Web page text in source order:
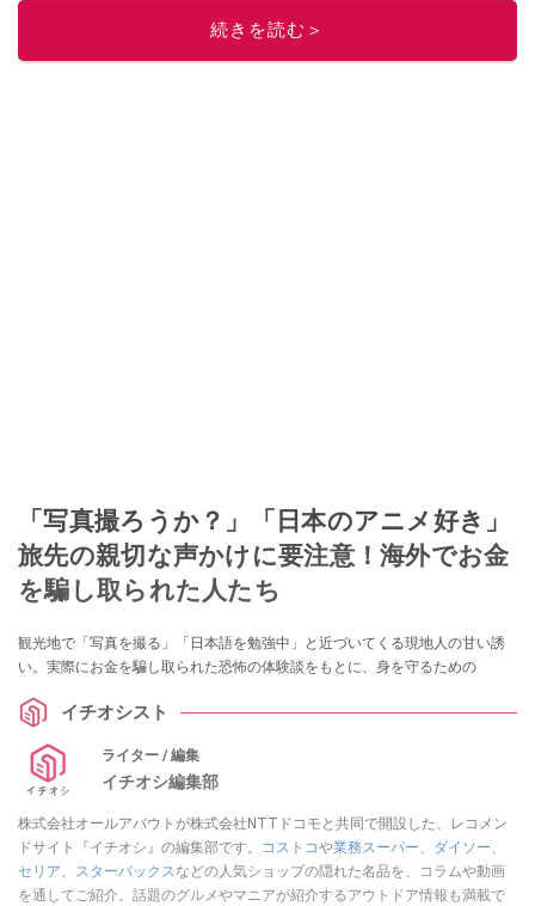
ニュースでフォロー
続きを読む＞
「写真撮ろうか？」「日本のアニメ好き」
旅先の親切な声かけに要注意！海外でお金
を騙し取られた人たち
観光地で「写真を撮る」「日本語を勉強中」と近づいてくる現地人の甘い誘
い。実際にお金を騙し取られた恐怖の体験談をもとに、身を守るための
イチオシスト
ライター / 編集
イチオシ編集部
株式会社オールアバウトが株式会社NTTドコモと共同で開設した、レコメン
ドサイト『イチオシ』の編集部です。
コストコや業務スーパー、 ダイソー、
セリア、 スターバックスなどの人気ショップの隠れた名品を、コラムや動画
を通してご紹介。話題のグルメやマニアが紹介するアウトドア情報も満載で